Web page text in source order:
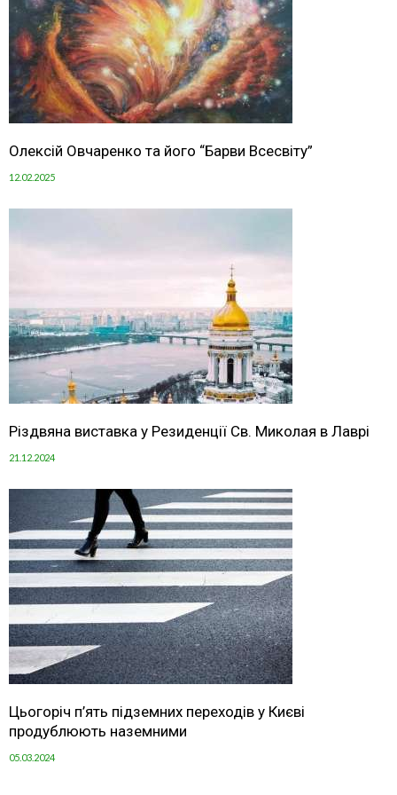
Олексій Овчаренко та його “Барви Всесвіту”
12.02.2025
Різдвяна виставка у Резиденції Св. Миколая в Лаврі
21.12.2024
Цьогоріч п’ять підземних переходів у Києві
продублюють наземними
05.03.2024